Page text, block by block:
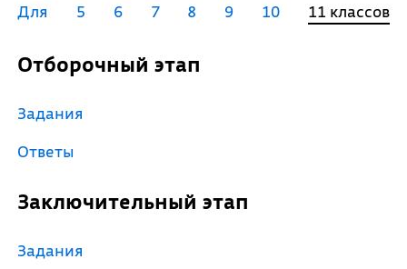
Для 5 6 7 8 9 10 11 классов
Отборочный этап
Задания
Ответы
Заключительный этап
Задания